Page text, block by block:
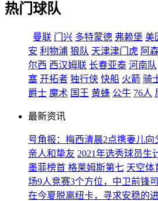
热门球队
曼联 门兴 多特蒙德 弗赖堡 美
安 利物浦 狼队 天津津门虎 阿
尔西 西汉姆联 长春亚泰 河南队
塞 开拓者 独行侠 快船 火箭 骑
爵士 魔术 国王 黄蜂 公牛 76人
最新资讯
号角报：梅西清晨2点携妻儿
亲人和挚友 2021年选秀球员生
墨菲榜首 格莱姆斯第七 天空体
场9人竞赛3个方位，中卫前锋
在今夏脱离纽卡，寻求安稳的